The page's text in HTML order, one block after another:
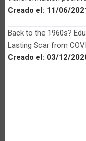
Creado el: 11/06/
Back to the 1960s?
Lasting Scar from
Creado el: 03/12/